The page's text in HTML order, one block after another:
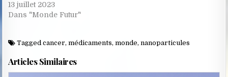
13 juillet 2023
Dans "Monde Futur"
Taggedcancer,médicaments,monde,nanoparticules
Articles Similaires